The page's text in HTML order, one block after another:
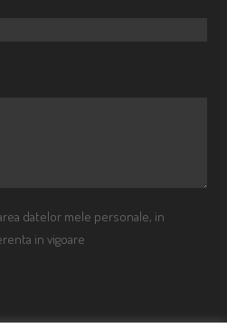
datelor mele personale, in
in vigoare